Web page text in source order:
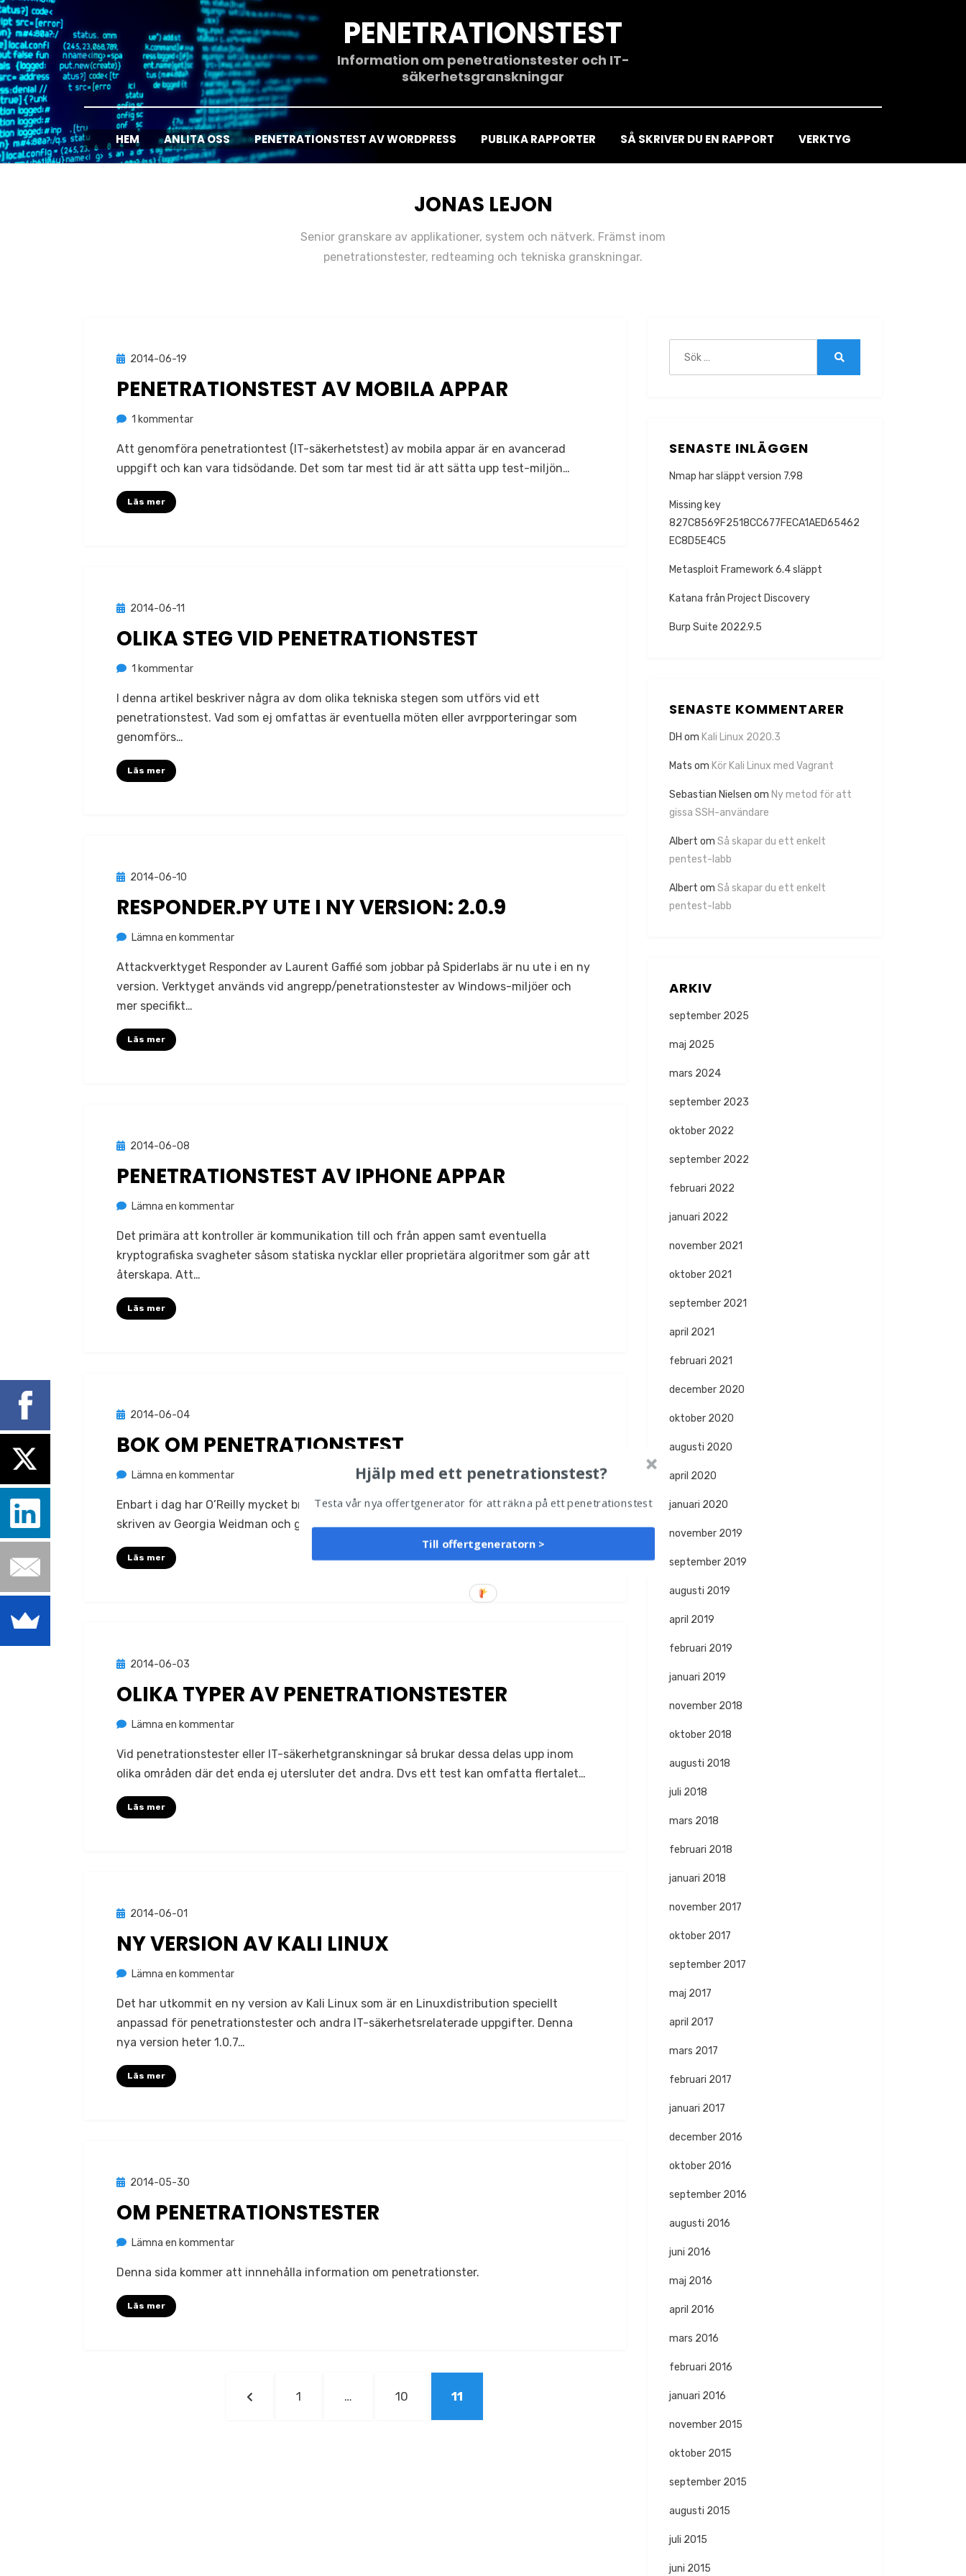
Hoppa
till
innehåll
PENETRATIONSTEST
Information om penetrationstester och IT-
säkerhetsgranskningar
HEM ANLITA OSS PENETRATIONSTEST AV WORDPRESS PUBLIKA RAPPORTER SÅ SKRIVER DU EN RAPPORT VERKTYG
FÖRFATTARE
:
JONAS LEJON
Senior granskare av applikationer, system och nätverk. Främst inom
penetrationstester, redteaming och tekniska granskningar.
Publicerad
2014-06-19
PENETRATIONSTEST AV MOBILA APPAR
avJonas Lejon
1 kommentartill
av
mobila
Att genomföra penetrationtest (IT-säkerhetstest) av mobila appar är en avancerad
uppgift och kan vara tidsödande. Det som tar mest tid är att sätta upp test-miljön…
Läs mer
Publicerad
2014-06-11
OLIKA STEG VID PENETRATIONSTEST
avJonas Lejon
1 kommentartill
steg
vid
I denna artikel beskriver några av dom olika tekniska stegen som utförs vid ett
penetrationstest. Vad som ej omfattas är eventuella möten eller avrpporteringar som
genomförs…
Läs mer
Publicerad
2014-06-10
RESPONDER.PY UTE I NY VERSION: 2.0.9
avJonas Lejon
Lämna en kommentarpå
ute
i
Attackverktyget Responder av Laurent Gaffié som jobbar på Spiderlabs är nu ute i en ny
version. Verktyget används vid angrepp/penetrationstester av Windows-miljöer och
mer specifikt…
Läs mer
Publicerad
2014-06-08
PENETRATIONSTEST AV IPHONE APPAR
avJonas Lejon
Lämna en kommentarpå
av
iPhone
Det primära att kontroller är kommunikation till och från appen samt eventuella
kryptografiska svagheter såsom statiska nycklar eller proprietära algoritmer som går att
återskapa. Att…
Läs mer
Publicerad
2014-06-04
BOK OM PENETRATIONSTEST
avJonas Lejon
Lämna en kommentarpå
om
penetrationstest
Enbart i dag har O’Reilly mycket bra rea på en bok om penetrationstester. Boken är
skriven av Georgia Weidman och ges ut av No Starch, kostar…
Läs mer
Publicerad
2014-06-03
OLIKA TYPER AV PENETRATIONSTESTER
avJonas Lejon
Lämna en kommentarpå
typer
av
Vid penetrationstester eller IT-säkerhetgranskningar så brukar dessa delas upp inom
olika områden där det enda ej utersluter det andra. Dvs ett test kan omfatta flertalet…
Läs mer
Publicerad
2014-06-01
NY VERSION AV KALI LINUX
avJonas Lejon
Lämna en kommentarpå
version
av
Kali
Det har utkommit en ny version av Kali Linux som är en Linuxdistribution speciellt
anpassad för penetrationstester och andra IT-säkerhetsrelaterade uppgifter. Denna
nya version heter 1.0.7…
Läs mer
Publicerad
2014-05-30
OM PENETRATIONSTESTER
avJonas Lejon
Lämna en kommentarpå
penetrationstester
Denna sida kommer att innnehålla information om penetrationster.
Läs mer
FÖREGÅENDE
SIDA
1 … SIDA
10 SIDA
11
SENASTE INLÄGGEN
Nmap har släppt version 7.98
Missing key
827C8569F2518CC677FECA1AED65462
EC8D5E4C5
Metasploit Framework 6.4 släppt
Katana från Project Discovery
Burp Suite 2022.9.5
SENASTE KOMMENTARER
DH om Kali Linux 2020.3
Mats om Kör Kali Linux med Vagrant
Sebastian Nielsen om Ny metod för att
gissa SSH-användare
Albert om Så skapar du ett enkelt
pentest-labb
Albert om Så skapar du ett enkelt
pentest-labb
ARKIV
september 2025
maj 2025
mars 2024
september 2023
oktober 2022
september 2022
februari 2022
januari 2022
november 2021
oktober 2021
september 2021
april 2021
februari 2021
december 2020
oktober 2020
augusti 2020
april 2020
januari 2020
november 2019
september 2019
augusti 2019
april 2019
februari 2019
januari 2019
november 2018
oktober 2018
augusti 2018
juli 2018
mars 2018
februari 2018
januari 2018
november 2017
oktober 2017
september 2017
maj 2017
april 2017
mars 2017
februari 2017
januari 2017
december 2016
oktober 2016
september 2016
augusti 2016
juni 2016
maj 2016
april 2016
mars 2016
februari 2016
januari 2016
november 2015
oktober 2015
september 2015
augusti 2015
juli 2015
juni 2015
Hjälp med ett penetrationstest?
Testa vår nya offertgenerator för att räkna på ett penetrationstest
Till offertgeneratorn >